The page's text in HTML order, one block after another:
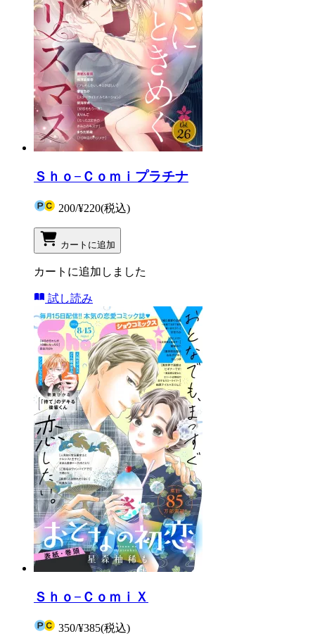
Ｓｈｏ−Ｃｏｍｉプラチナ
200/¥220(税込)
カートに追加
カートに追加しました
試し読み
Ｓｈｏ−ＣｏｍｉＸ
350/¥385(税込)